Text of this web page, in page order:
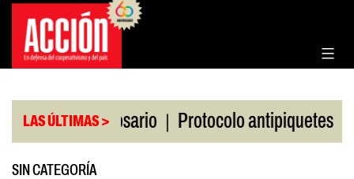
Saltar
contenido
LAS ÚLTIMAS >
Bolsa de Rosario | Protocolo antipiquetes |
SIN CATEGORÍA